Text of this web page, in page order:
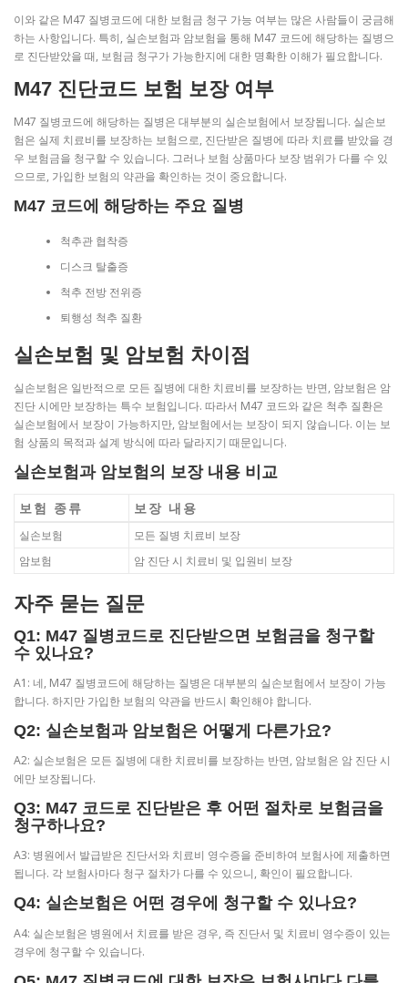
이와 같은 M47 질병코드에 대한 보험금 청구 가능 여부는 많은 사람들이 궁금해
하는 사항입니다. 특히, 실손보험과 암보험을 통해 M47 코드에 해당하는 질병으
로 진단받았을 때, 보험금 청구가 가능한지에 대한 명확한 이해가 필요합니다.
M47 진단코드 보험 보장 여부
M47 질병코드에 해당하는 질병은 대부분의 실손보험에서 보장됩니다. 실손보
험은 실제 치료비를 보장하는 보험으로, 진단받은 질병에 따라 치료를 받았을 경
우 보험금을 청구할 수 있습니다. 그러나 보험 상품마다 보장 범위가 다를 수 있
으므로, 가입한 보험의 약관을 확인하는 것이 중요합니다.
M47 코드에 해당하는 주요 질병
척추관 협착증
디스크 탈출증
척추 전방 전위증
퇴행성 척추 질환
실손보험 및 암보험 차이점
실손보험은 일반적으로 모든 질병에 대한 치료비를 보장하는 반면, 암보험은 암
진단 시에만 보장하는 특수 보험입니다. 따라서 M47 코드와 같은 척추 질환은
실손보험에서 보장이 가능하지만, 암보험에서는 보장이 되지 않습니다. 이는 보
험 상품의 목적과 설계 방식에 따라 달라지기 때문입니다.
실손보험과 암보험의 보장 내용 비교
보험 종류 보장 내용
실손보험
모든 질병 치료비 보장
암보험
암 진단 시 치료비 및 입원비 보장
자주 묻는 질문
Q1: M47 질병코드로 진단받으면 보험금을 청구할
수 있나요?
A1: 네, M47 질병코드에 해당하는 질병은 대부분의 실손보험에서 보장이 가능
합니다. 하지만 가입한 보험의 약관을 반드시 확인해야 합니다.
Q2: 실손보험과 암보험은 어떻게 다른가요?
A2: 실손보험은 모든 질병에 대한 치료비를 보장하는 반면, 암보험은 암 진단 시
에만 보장됩니다.
Q3: M47 코드로 진단받은 후 어떤 절차로 보험금을
청구하나요?
A3: 병원에서 발급받은 진단서와 치료비 영수증을 준비하여 보험사에 제출하면
됩니다. 각 보험사마다 청구 절차가 다를 수 있으니, 확인이 필요합니다.
Q4: 실손보험은 어떤 경우에 청구할 수 있나요?
A4: 실손보험은 병원에서 치료를 받은 경우, 즉 진단서 및 치료비 영수증이 있는
경우에 청구할 수 있습니다.